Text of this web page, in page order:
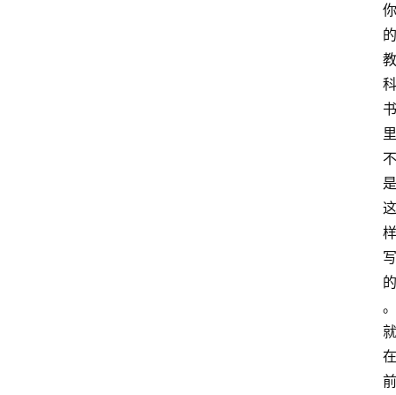
你
的
教
科
书
里
不
是
这
样
写
的
。
就
在
前